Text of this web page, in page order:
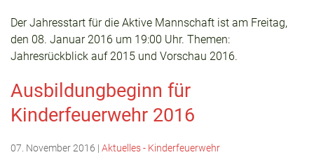
Der Jahresstart für die Aktive Mannschaft ist am Freitag,
den 08. Januar 2016 um 19:00 Uhr. Themen:
Jahresrückblick auf 2015 und Vorschau 2016.
Ausbildungbeginn für
Kinderfeuerwehr 2016
07. November 2016 | Aktuelles - Kinderfeuerwehr